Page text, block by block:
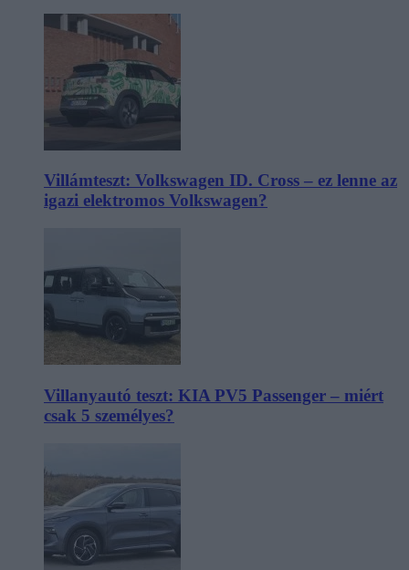
Villámteszt: Volkswagen ID. Cross – ez lenne az
igazi elektromos Volkswagen?
Villanyautó teszt: KIA PV5 Passenger – miért
csak 5 személyes?